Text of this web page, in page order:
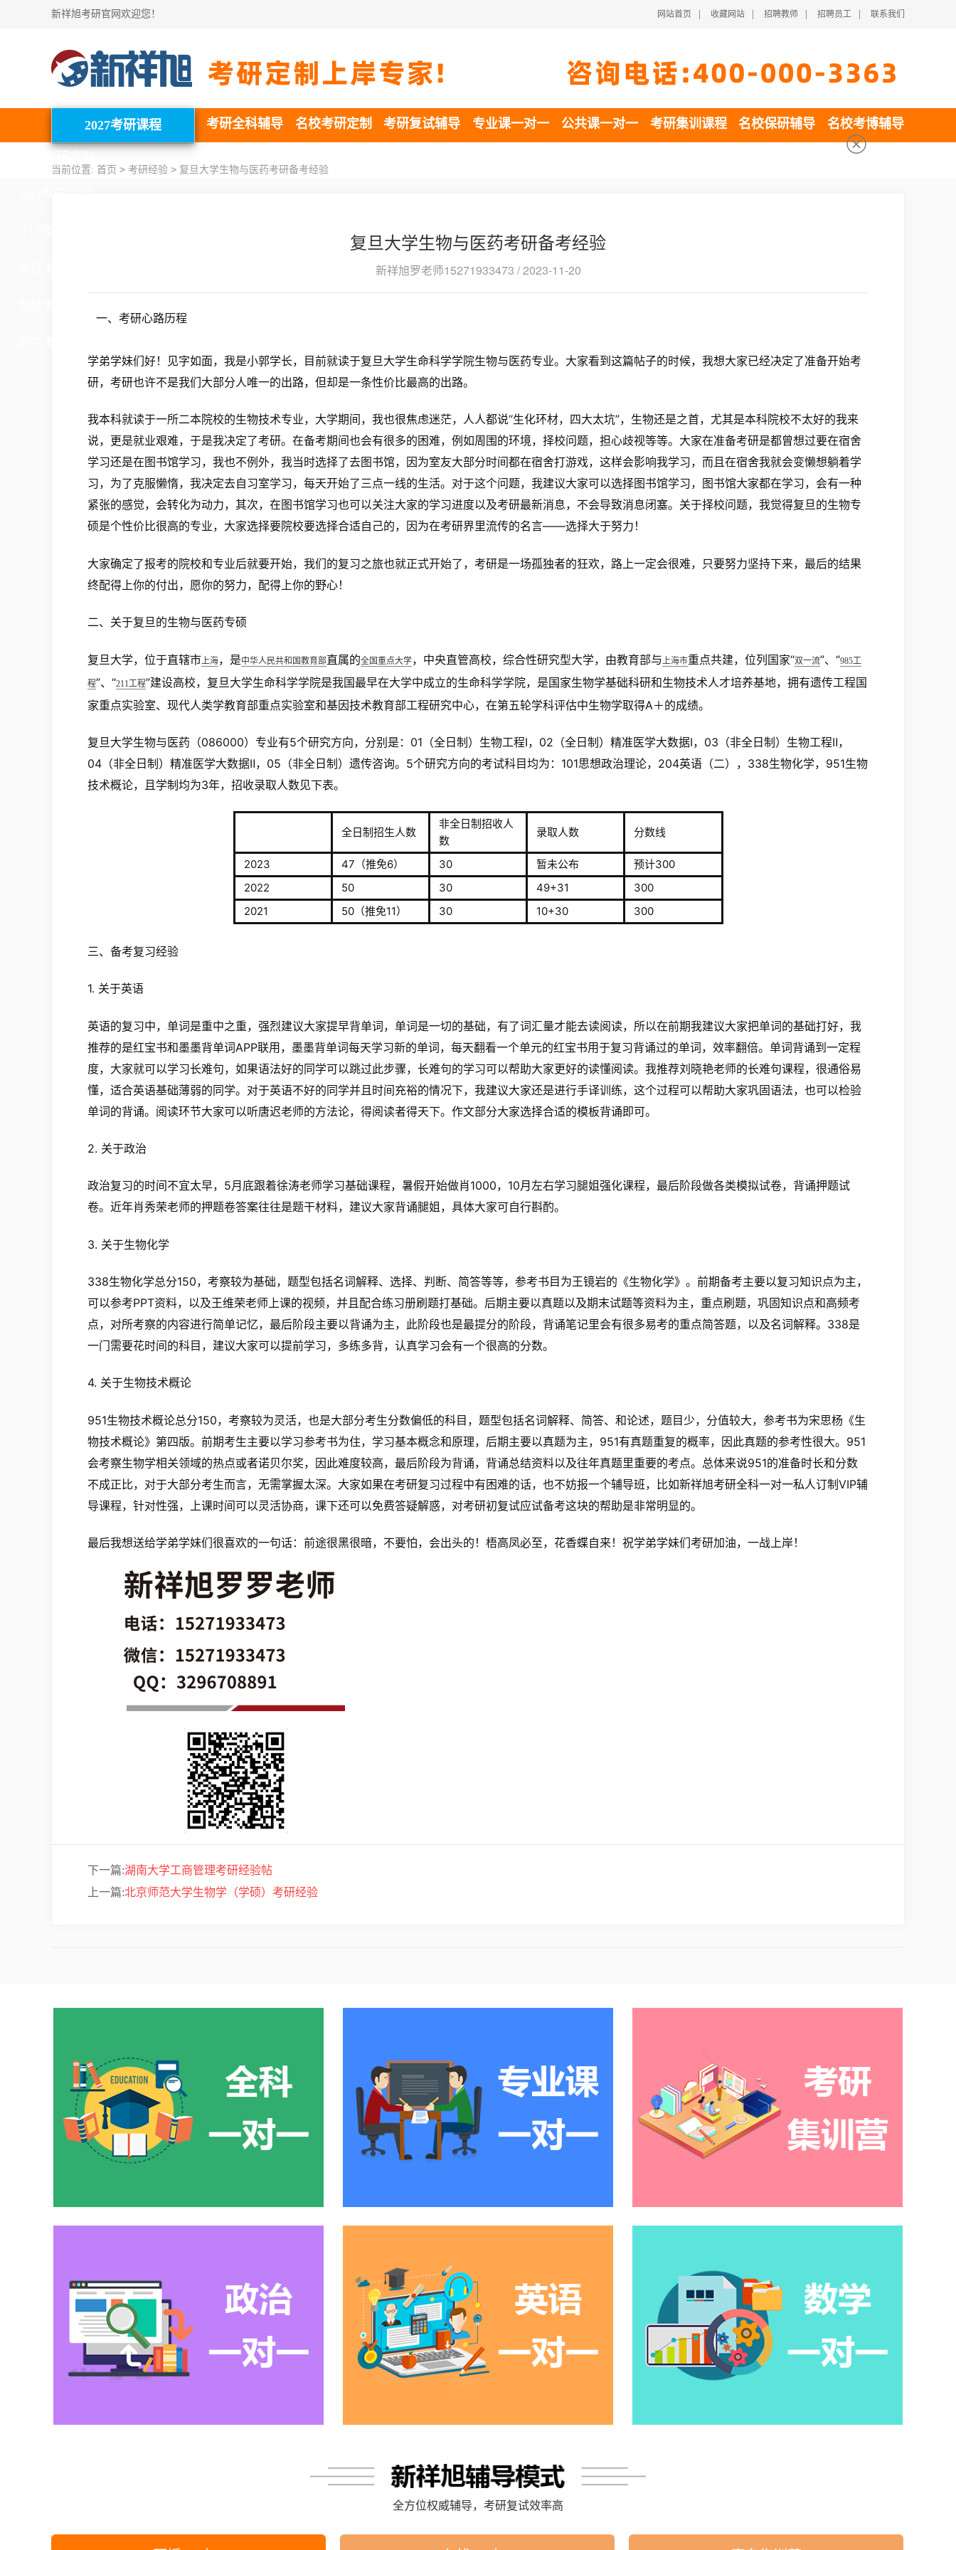
新祥旭考研官网欢迎您！ 网站首页 收藏网站 招聘教师 招聘员工 联系我们
2027考研课程 考研全科辅导 名校考研定制 考研复试辅导 专业课一对一 公共课一对一 考研集训课程 名校保研辅导 名校考博辅导
当前位置: 首页 > 考研经验 > 复旦大学生物与医药考研备考经验
复旦大学生物与医药考研备考经验
新祥旭罗老师15271933473 / 2023-11-20
一、考研心路历程
学弟学妹们好！见字如面，我是小郭学长，目前就读于复旦大学生命科学学院生物与医药专业。大家看到这篇帖子的时候，我想大家已经决定了准备开始考
研，考研也许不是我们大部分人唯一的出路，但却是一条性价比最高的出路。
我本科就读于一所二本院校的生物技术专业，大学期间，我也很焦虑迷茫，人人都说“生化环材，四大太坑”，生物还是之首，尤其是本科院校不太好的我来
说，更是就业艰难，于是我决定了考研。在备考期间也会有很多的困难，例如周围的环境，择校问题，担心歧视等等。大家在准备考研是都曾想过要在宿舍
学习还是在图书馆学习，我也不例外，我当时选择了去图书馆，因为室友大部分时间都在宿舍打游戏，这样会影响我学习，而且在宿舍我就会变懒想躺着学
习，为了克服懒惰，我决定去自习室学习，每天开始了三点一线的生活。对于这个问题，我建议大家可以选择图书馆学习，图书馆大家都在学习，会有一种
紧张的感觉，会转化为动力，其次，在图书馆学习也可以关注大家的学习进度以及考研最新消息，不会导致消息闭塞。关于择校问题，我觉得复旦的生物专
硕是个性价比很高的专业，大家选择要院校要选择合适自己的，因为在考研界里流传的名言——选择大于努力！
大家确定了报考的院校和专业后就要开始，我们的复习之旅也就正式开始了，考研是一场孤独者的狂欢，路上一定会很难，只要努力坚持下来，最后的结果
终配得上你的付出，愿你的努力，配得上你的野心！
二、关于复旦的生物与医药专硕
复旦大学，位于直辖市 上海，是中华人民共和国教育部直属的全国重点大学，中央直管高校，综合性研究型大学，由教育部与 上海市重点共建，位列国家“双一流”、“985工
程”、“211工程”建设高校，复旦大学生命科学学院是我国最早在大学中成立的生命科学学院，是国家生物学基础科研和生物技术人才培养基地，拥有遗传工程国
家重点实验室、现代人类学教育部重点实验室和基因技术教育部工程研究中心，在第五轮学科评估中生物学取得A＋的成绩。
复旦大学生物与医药（086000）专业有5个研究方向，分别是：01（全日制）生物工程Ⅰ，02（全日制）精准医学大数据Ⅰ，03（非全日制）生物工程Ⅱ，
04（非全日制）精准医学大数据Ⅱ，05（非全日制）遗传咨询。5个研究方向的考试科目均为：101思想政治理论，204英语（二），338生物化学，951生物
技术概论，且学制均为3年，招收录取人数见下表。
全日制招生人数
非全日制招收人
数
录取人数 分数线
2023 47（推免6） 30 暂未公布
预计300
2022
50 30 49+31
300
2021
50（推免11） 30 10+30 300
三、备考复习经验
1. 关于英语
英语的复习中，单词是重中之重，强烈建议大家提早背单词，单词是一切的基础，有了词汇量才能去读阅读，所以在前期我建议大家把单词的基础打好，我
推荐的是红宝书和墨墨背单词APP联用，墨墨背单词每天学习新的单词，每天翻看一个单元的红宝书用于复习背诵过的单词，效率翻倍。单词背诵到一定程
度，大家就可以学习长难句，如果语法好的同学可以跳过此步骤，长难句的学习可以帮助大家更好的读懂阅读。我推荐刘晓艳老师的长难句课程，很通俗易
懂，适合英语基础薄弱的同学。对于英语不好的同学并且时间充裕的情况下，我建议大家还是进行手译训练，这个过程可以帮助大家巩固语法，也可以检验
单词的背诵。阅读环节大家可以听唐迟老师的方法论，得阅读者得天下。作文部分大家选择合适的模板背诵即可。
2. 关于政治
政治复习的时间不宜太早，5月底跟着徐涛老师学习基础课程，暑假开始做肖1000，10月左右学习腿姐强化课程，最后阶段做各类模拟试卷，背诵押题试
卷。近年肖秀荣老师的押题卷答案往往是题干材料，建议大家背诵腿姐，具体大家可自行斟酌。
3. 关于生物化学
338生物化学总分150，考察较为基础，题型包括名词解释、选择、判断、简答等等，参考书目为王镜岩的《生物化学》。前期备考主要以复习知识点为主，
可以参考PPT资料，以及王维荣老师上课的视频，并且配合练习册刷题打基础。后期主要以真题以及期末试题等资料为主，重点刷题，巩固知识点和高频考
点，对所考察的内容进行简单记忆，最后阶段主要以背诵为主，此阶段也是最提分的阶段，背诵笔记里会有很多易考的重点简答题，以及名词解释。338是
一门需要花时间的科目，建议大家可以提前学习，多练多背，认真学习会有一个很高的分数。
4. 关于生物技术概论
951生物技术概论总分150，考察较为灵活，也是大部分考生分数偏低的科目，题型包括名词解释、简答、和论述，题目少，分值较大，参考书为宋思杨《生
物技术概论》第四版。前期考生主要以学习参考书为住，学习基本概念和原理，后期主要以真题为主，951有真题重复的概率，因此真题的参考性很大。951
会考察生物学相关领域的热点或者诺贝尔奖，因此难度较高，最后阶段为背诵，背诵总结资料以及往年真题里重要的考点。总体来说951的准备时长和分数
不成正比，对于大部分考生而言，无需掌握太深。大家如果在考研复习过程中有困难的话，也不妨报一个辅导班，比如新祥旭考研全科一对一私人订制VIP辅
导课程，针对性强，上课时间可以灵活协商，课下还可以免费答疑解惑，对考研初复试应试备考这块的帮助是非常明显的。
最后我想送给学弟学妹们很喜欢的一句话：前途很黑很暗，不要怕，会出头的！梧高凤必至，花香蝶自来！祝学弟学妹们考研加油，一战上岸！
下一篇:湖南大学工商管理考研经验帖
上一篇:北京师范大学生物学（学硕）考研经验
全方位权威辅导，考研复试效率高